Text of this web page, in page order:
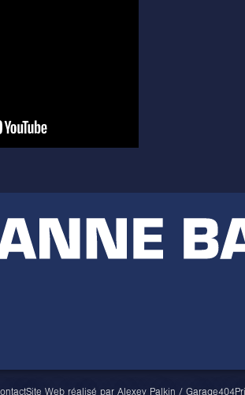
Site Web réalisé par Alexey Palkin / Garage404